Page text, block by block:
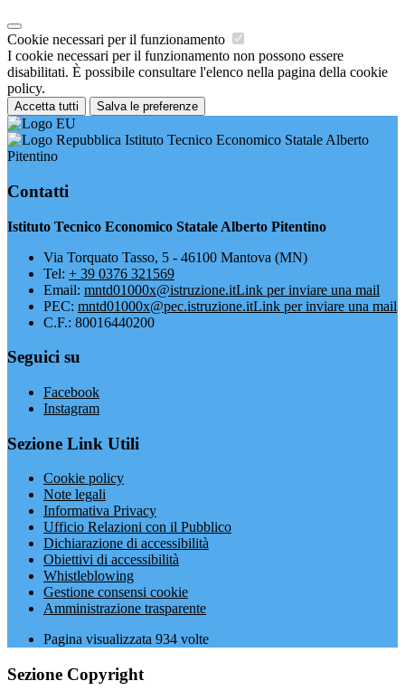
Cookie necessari per il funzionamento
I cookie necessari per il funzionamento non possono essere
disabilitati. È possibile consultare l'elenco nella pagina della cookie
policy.
Accetta tutti Salva le preferenze
Istituto Tecnico Economico Statale Alberto
Pitentino
Contatti
Istituto Tecnico Economico Statale Alberto Pitentino
Via Torquato Tasso, 5 - 46100 Mantova (MN)
Tel: + 39 0376 321569
Email: mntd01000x@istruzione.itLink per inviare una mail
PEC: mntd01000x@pec.istruzione.itLink per inviare una mail
C.F.: 80016440200
Seguici su
Facebook
Instagram
Sezione Link Utili
Cookie policy
Note legali
Informativa Privacy
Ufficio Relazioni con il Pubblico
Dichiarazione di accessibilità
Obiettivi di accessibilità
Whistleblowing
Gestione consensi cookie
Amministrazione trasparente
Pagina visualizzata 934 volte
Sezione Copyright